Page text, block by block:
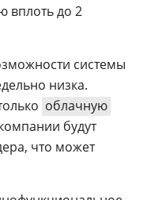
вплоть до 2
системы
низка.
облачную
будут
что может